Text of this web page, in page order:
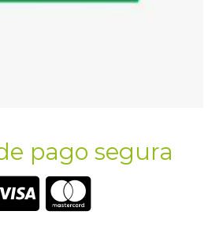
pago segura